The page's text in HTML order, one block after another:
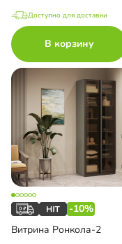
Доступно для доставки
В корзину
-10%
Витрина Ронкола-2